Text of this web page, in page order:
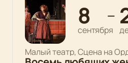
8
сентября
—
Малый театр, Сцена на